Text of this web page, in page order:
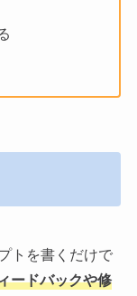
トを書くだけで
ードバックや修